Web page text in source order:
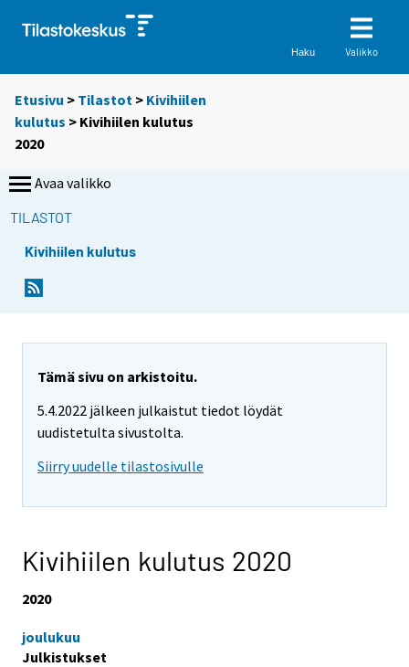
Haku Valikko
Etusivu > Tilastot > Kivihiilen
kulutus > Kivihiilen kulutus
2020
Avaa valikko
TILASTOT
Kivihiilen kulutus
Tämä sivu on arkistoitu.
5.4.2022 jälkeen julkaistut tiedot löydät
uudistetulta sivustolta.
Siirry uudelle tilastosivulle
Kivihiilen kulutus 2020
2020
joulukuu
Julkistukset